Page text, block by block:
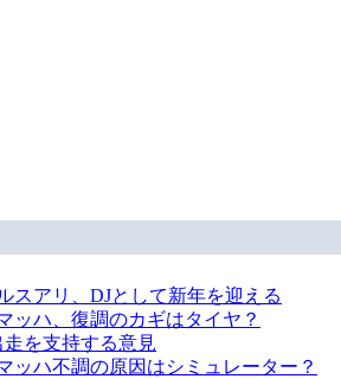
スアリ、DJとして新年を迎える
ッハ、復調のカギはタイヤ？
走を支持する意見
ッハ不調の原因はシミュレーター？